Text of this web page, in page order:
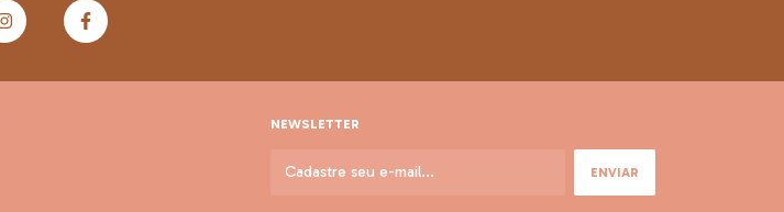
NEWSLETTER